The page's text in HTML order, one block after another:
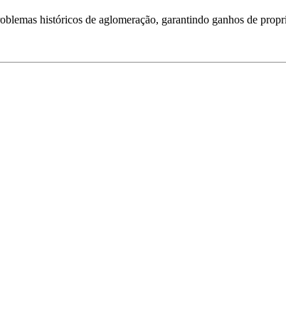
históricos de aglomeração, garantindo ganhos de